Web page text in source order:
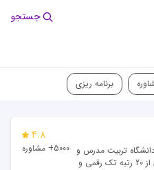
جستجو
برنامه ریزی
تربیت مدرس و
مشاور و مدرس بیش از 20 رتبه تک رقمی و
4.8
5000+ مشاوره